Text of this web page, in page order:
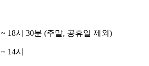
18시 30분 (주말, 공휴일 제외)
14시